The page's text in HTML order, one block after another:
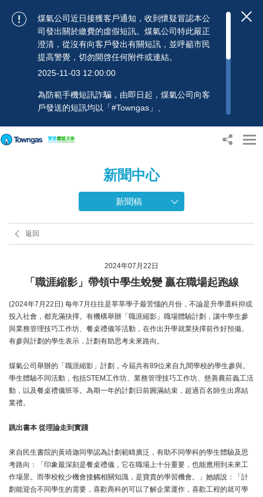
煤氣公司近日接獲客戶通知，收到懷疑冒認本公
司發出關於繳費的虛假短訊。煤氣公司特此嚴正
澄清，從沒有向客戶發出有關短訊，並呼籲市民
提高警覺，切勿開啓任何附件或連結。
2025-11-03 12:00:00
為防範手機短訊詐騙，由即日起，煤氣公司向客
戶發送的短訊均以「#Towngas」、
送人披露身份證號碼、銀行戶口或信用卡號碼等
時致電煤氣公司客戶服務熱線：2880 6988或電
郵：towngas.cs@towngas.com 查詢。
新聞中心
新聞稿
返回
2024年07月22日
「職涯縮影」帶領中學生蛻變 贏在職場起跑線
(2024年7月22日) 每年7月往往是莘莘學子最苦惱的月份，不論是升學選科抑或
投入社會，都充滿抉擇。有機構舉辦「職涯縮影」職場體驗計劃，讓中學生參
與業務管理技巧工作坊、餐桌禮儀等活動，在作出升學就業抉擇前作好預備。
有參與計劃的學生表示，計劃有助思考未來路向。
煤氣公司舉辦的「職涯縮影」計劃，今屆共有89位來自九間學校的學生參與。
學生體驗不同活動，包括STEM工作坊、業務管理技巧工作坊、慈善農莊義工活
動，以及餐桌禮儀班等。為期一年的計劃日前圓滿結束，超過百名師生出席結
業禮。
跳出書本 從理論走到實踐
來自民生書院的黃靖迦同學認為計劃範疇廣泛，有助不同學科的學生體驗及思
考路向：「印象最深刻是餐桌禮儀，它在職場上十分重要，也能應用到未來工
作場景。而學校較少機會接觸相關知識，是寶貴的學習機會。」她續說：「計
劃能迎合不同學生的需要，喜歡商科的可以了解企業運作，喜歡工程的就可學